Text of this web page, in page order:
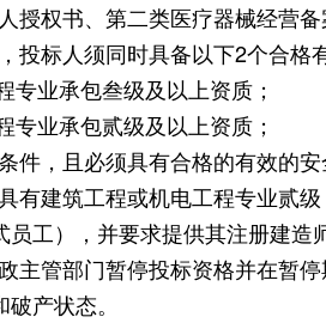
授权书、第二类医疗器械经营
投标人须同时具备以下2个合格
专业承包叁级及以上资质；
专业承包贰级及以上资质；
件，且必须具有合格的有效的
有建筑工程或机电工程专业贰
员工），并要求提供其注册建造
主管部门暂停投标资格并在暂
产状态。